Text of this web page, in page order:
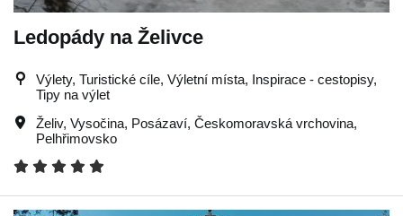
Ledopády na Želivce
Výlety, Turistické cíle, Výletní místa, Inspirace - cestopisy,
Tipy na výlet
Želiv, Vysočina, Posázaví, Českomoravská vrchovina,
Pelhřimovsko